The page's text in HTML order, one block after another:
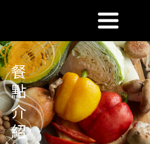
餐點介紹